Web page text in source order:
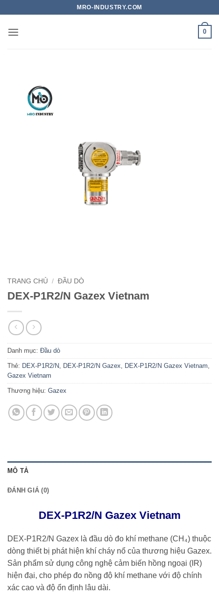
nội
MRO-INDUSTRY.COM
0
TRANG CHỦ / ĐẦU DÒ
DEX-P1R2/N Gazex Vietnam
Danh mục: Đầu dò
Thẻ: DEX-P1R2/N, DEX-P1R2/N Gazex, DEX-P1R2/N Gazex Vietnam,
Gazex Vietnam
Thương hiệu: Gazex
MÔ TẢ
ĐÁNH GIÁ (0)
DEX-P1R2/N Gazex Vietnam
DEX-P1R2/N Gazex là đầu dò đo khí methane (CH₄) thuộc
dòng thiết bị phát hiện khí cháy nổ của thương hiệu Gazex.
Sản phẩm sử dụng công nghệ cảm biến hồng ngoại (IR)
hiện đại, cho phép đo nồng độ khí methane với độ chính
xác cao và độ ổn định lâu dài.